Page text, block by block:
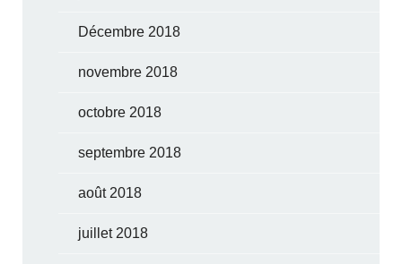
Décembre 2018
novembre 2018
octobre 2018
septembre 2018
août 2018
juillet 2018